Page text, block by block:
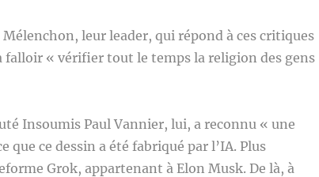
leur leader, qui répond à ces critiques
falloir « vérifier tout le temps la religion des gens
Insoumis Paul Vannier, lui, a reconnu « une
que ce dessin a été fabriqué par l’IA. Plus
Grok, appartenant à Elon Musk. De là, à